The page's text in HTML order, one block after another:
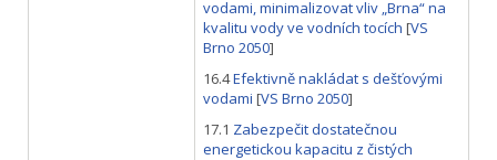
vodami, minimalizovat vliv „Brna“ na
kvalitu vody ve vodních tocích [VS
Brno 2050]
16.4Efektivně nakládat s dešťovými
vodami [VS Brno 2050]
17.1 Zabezpečit dostatečnou
energetickou kapacitu z čistých